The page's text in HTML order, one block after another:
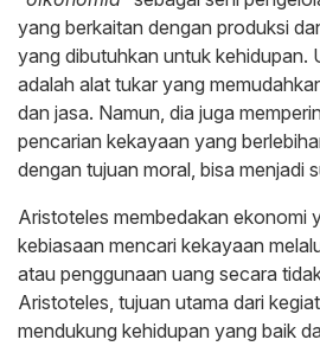
yang berkaitan dengan produksi
yang dibutuhkan untuk kehidupan.
adalah alat tukar yang
dan jasa. Namun, dia juga
pencarian kekayaan yang
dengan tujuan moral, bisa menjadi
Aristoteles membedakan ekonomi
kebiasaan mencari kekayaan
atau penggunaan uang secara
Aristoteles, tujuan utama dari
mendukung kehidupan yang baik